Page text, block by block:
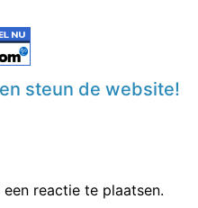
steun de website!
een reactie te plaatsen.